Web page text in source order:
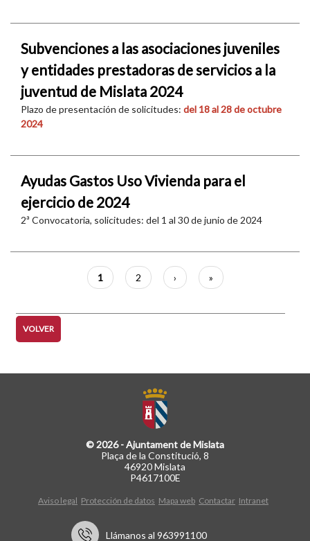
Subvenciones a las asociaciones juveniles
y entidades prestadoras de servicios a la
juventud de Mislata 2024
Plazo de presentación de solicitudes: del 18 al 28 de octubre
2024
Ayudas Gastos Uso Vivienda para el
ejercicio de 2024
2ª Convocatoria, solicitudes: del 1 al 30 de junio de 2024
Página
actual
1 Página
2
Siguiente
página
›
Última
página
»
VOLVER
© 2026 - Ajuntament de Mislata
Plaça de la Constitució, 8
46920 Mislata
P4617100E
Aviso legal Protección de datos Mapa web Contactar Intranet
Llámanos al 963991100